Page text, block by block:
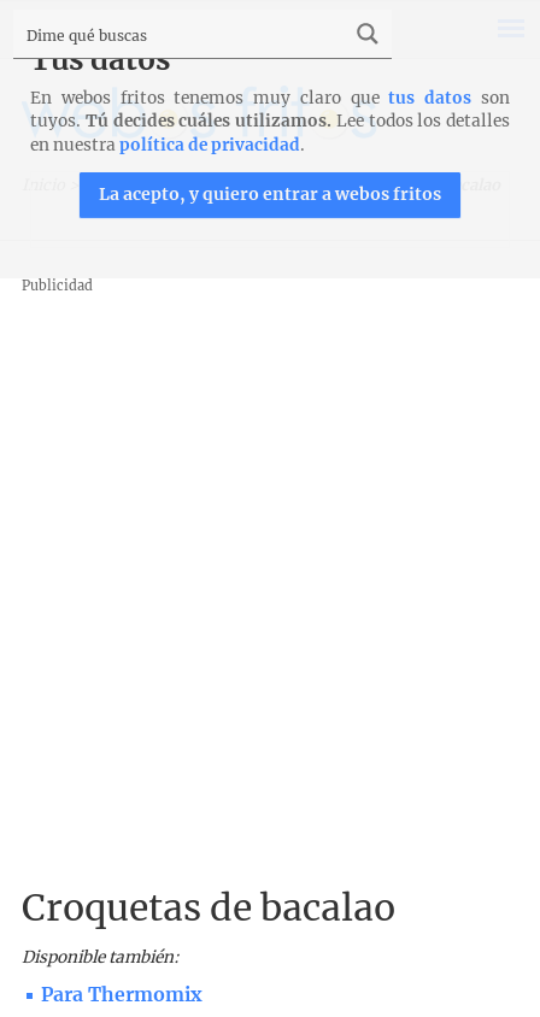
Recetas Entrantes y aperitivos Croquetas de bacalao
Publicidad
Croquetas de bacalao
Disponible también:
Para Thermomix
Tus datos
En webos fritos tenemos muy claro quetus datos son
tuyos. Tú decides cuáles utilizamos. Lee todos los detalles
en nuestrapolítica de privacidad.
La acepto, y quiero entrar a webos fritos